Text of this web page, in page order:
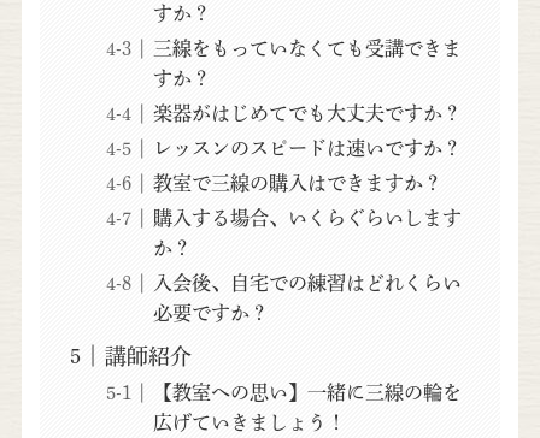
すか？
三線をもっていなくても受講できま
すか？
楽器がはじめてでも大丈夫ですか？
レッスンのスピードは速いですか？
教室で三線の購入はできますか？
購入する場合、いくらぐらいします
か？
入会後、自宅での練習はどれくらい
必要ですか？
講師紹介
【教室への思い】一緒に三線の輪を
広げていきましょう！